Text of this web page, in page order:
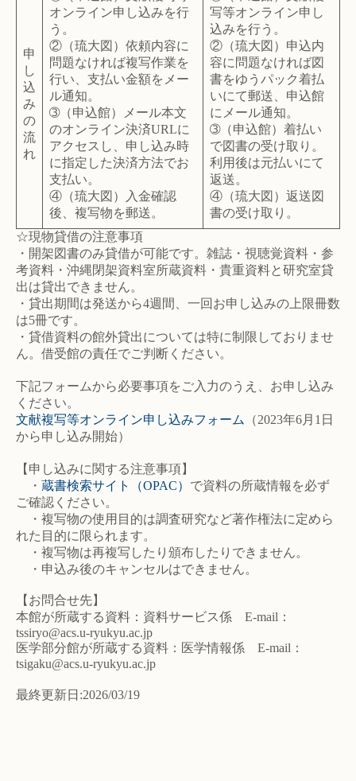
申
し
込
み
の
流
れ
オンライン申し込みを行
う。
②（琉大図）依頼内容に
問題なければ複写作業を
行い、支払い金額をメー
ル通知。
➂（申込館）メール本文
のオンライン決済URLに
アクセスし、申し込み時
に指定した決済方法でお
支払い。
④（琉大図）入金確認
後、複写物を郵送。
写等オンライン申し
込みを行う。
②（琉大図）申込内
容に問題なければ図
書をゆうパック着払
いにて郵送、申込館
にメール通知。
➂（申込館）着払い
で図書の受け取り。
利用後は元払いにて
返送。
④（琉大図）返送図
書の受け取り。
☆現物貸借の注意事項
・開架図書のみ貸借が可能です。雑誌・視聴覚資料・参
考資料・沖縄閉架資料室所蔵資料・貴重資料と研究室貸
出は貸出できません。
・貸出期間は発送から4週間、一回お申し込みの上限冊数
は5冊です。
・貸借資料の館外貸出については特に制限しておりませ
ん。借受館の責任でご判断ください。
下記フォームから必要事項をご入力のうえ、お申し込み
ください。
文献複写等オンライン申し込みフォーム
（2023年6月1日
から申し込み開始）
【申し込みに関する注意事項】
・ 蔵書検索サイト（OPAC） で資料の所蔵情報を必ず
ご確認ください。
・複写物の使用目的は調査研究など著作権法に定めら
れた目的に限られます。
・複写物は再複写したり頒布したりできません。
・申込み後のキャンセルはできません。
【お問合せ先】
本館が所蔵する資料：資料サービス係 E-mail：
tssiryo@acs.u-ryukyu.ac.jp
医学部分館が所蔵する資料：医学情報係 E-mail：
tsigaku@acs.u-ryukyu.ac.jp
最終更新日:2026/03/19